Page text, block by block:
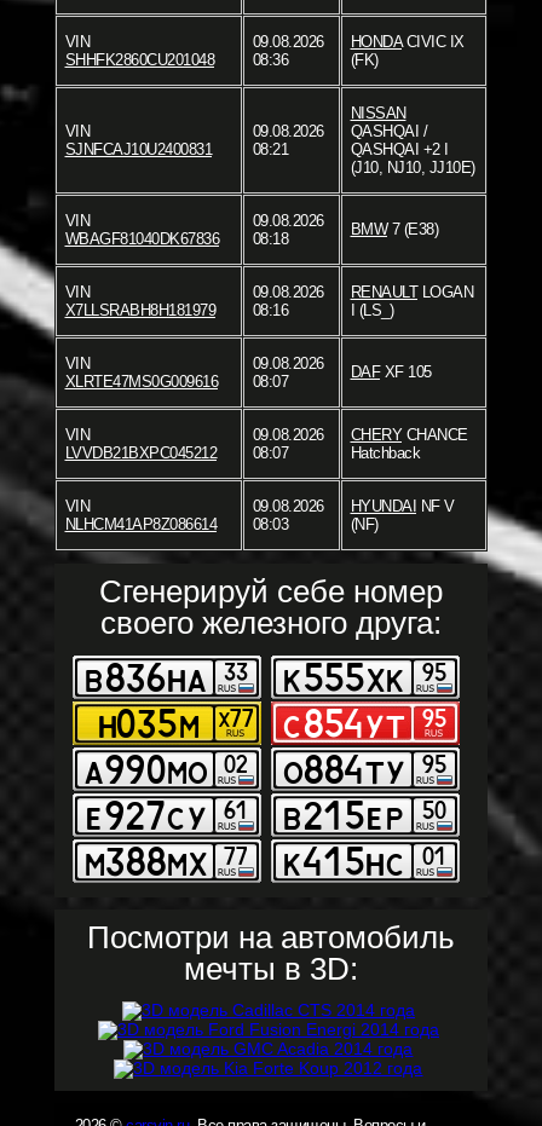
VIN
SHHFK2860CU201048
09.08.2026
08:36
HONDACIVIC IX
(FK)
VIN
SJNFCAJ10U2400831
09.08.2026
08:21
NISSAN
QASHQAI /
QASHQAI +2 I
(J10, NJ10, JJ10E)
VIN
WBAGF81040DK67836
09.08.2026
08:18
BMW7 (E38)
VIN
X7LLSRABH8H181979
09.08.2026
08:16
RENAULTLOGAN
I (LS_)
VIN
XLRTE47MS0G009616
09.08.2026
08:07
DAFXF 105
VIN
LVVDB21BXPC045212
09.08.2026
08:07
CHERYCHANCE
Hatchback
VIN
NLHCM41AP8Z086614
09.08.2026
08:03
HYUNDAI NF V
(NF)
Сгенерируй себе номер
своего железного друга:
Посмотри на автомобиль
мечты в 3D: